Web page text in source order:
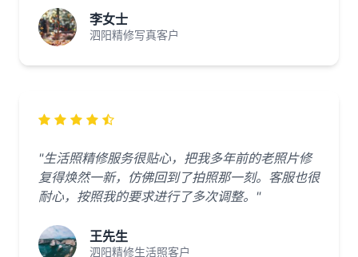
李女士
泗阳精修写真客户
"生活照精修服务很贴心，把我多年前的老照片修
复得焕然一新，仿佛回到了拍照那一刻。客服也很
耐心，按照我的要求进行了多次调整。"
王先生
泗阳精修生活照客户